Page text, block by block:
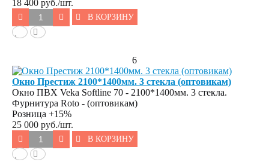
18 400 руб./шт.
В КОРЗИНУ
6
Окно Престиж 2100*1400мм. 3 стекла (оптовикам)
Окно ПВХ Veka Softline 70 - 2100*1400мм. 3 стекла.
Фурнитура Roto - (оптовикам)
Розница +15%
25 000 руб./шт.
В КОРЗИНУ